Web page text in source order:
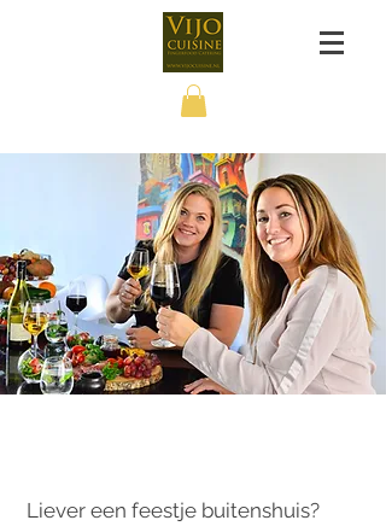
Liever een feestje buitenshuis?